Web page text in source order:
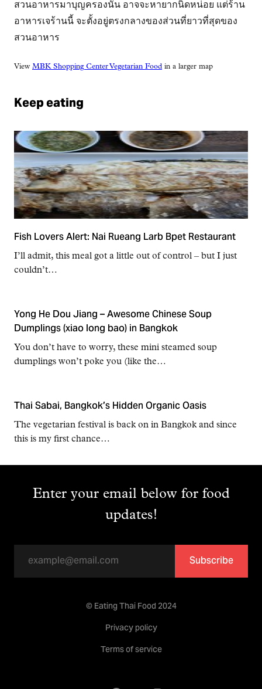
สวนอาหารมาบุญครองนั้น อาจจะหายากนิดหน่อย แต่ร้าน
อาหารเจร้านนี้ จะตั้งอยู่ตรงกลางของส่วนที่ยาวที่สุดของ
สวนอาหาร
View MBK Shopping Center Vegetarian Food in a larger map
Keep eating
Fish Lovers Alert: Nai Rueang Larb Bpet Restaurant
I’ll admit, this meal got a little out of control – but I just
couldn’t…
Yong He Dou Jiang – Awesome Chinese Soup
Dumplings (xiao long bao) in Bangkok
You don’t have to worry, these mini steamed soup
dumplings won’t poke you (like the…
Thai Sabai, Bangkok’s Hidden Organic Oasis
The vegetarian festival is back on in Bangkok and since
this is my first chance…
Enter your email below for food
updates!
Subscribe
© Eating Thai Food 2024
Privacy policy
Terms of service